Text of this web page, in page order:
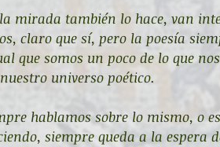
mirada también lo hace, van
claro que sí, pero la poesía
que somos un poco de lo que
universo poético.
hablamos sobre lo mismo, o
siempre queda a la espera